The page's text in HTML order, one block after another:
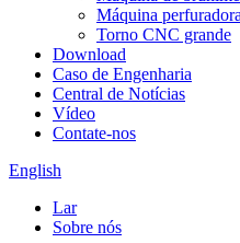
Máquina
Torno CNC grande
Download
Caso de Engenharia
Central de Notícias
Vídeo
Contate-nos
English
Lar
Sobre nós